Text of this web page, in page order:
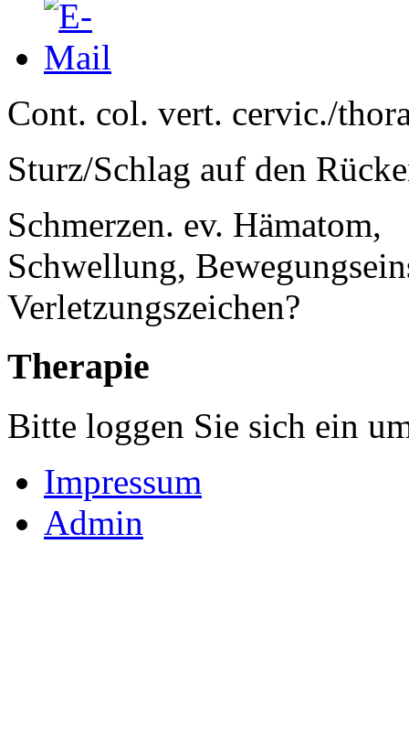
Cont. col. vert. cervic./
Sturz/Schlag auf den
Schmerzen. ev. Hämatom,
Schwellung,
Verletzungszeichen?
Therapie
Bitte loggen Sie sich ein
Impressum
Admin